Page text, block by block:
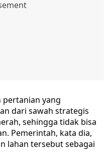
pertanian yang
dari sawah strategis
sehingga tidak bisa
Pemerintah, kata dia,
lahan tersebut sebagai